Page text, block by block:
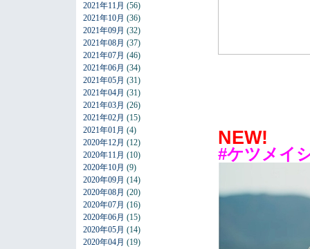
2021年11月 (56)
2021年10月 (36)
2021年09月 (32)
2021年08月 (37)
2021年07月 (46)
2021年06月 (34)
2021年05月 (31)
2021年04月 (31)
2021年03月 (26)
2021年02月 (15)
2021年01月 (4)
2020年12月 (12)
2020年11月 (10)
2020年10月 (9)
2020年09月 (14)
2020年08月 (20)
2020年07月 (16)
2020年06月 (15)
2020年05月 (14)
2020年04月 (19)
NEW!
#ケツメイ